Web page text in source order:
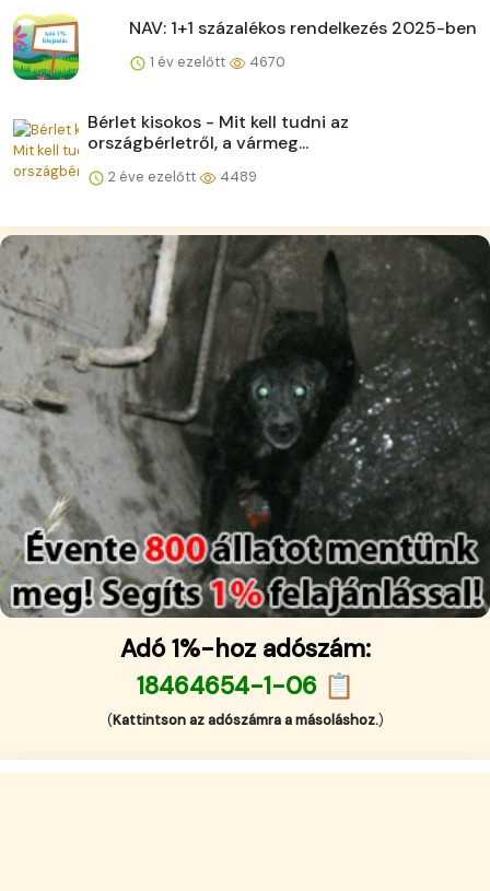
NAV: 1+1 százalékos rendelkezés 2025-ben
1 év ezelőtt 4670
Bérlet kisokos - Mit kell tudni az
országbérletről, a vármeg...
2 éve ezelőtt 4489
Adó 1%-hoz adószám:
18464654-1-06 📋
(Kattintson az adószámra a másoláshoz.)